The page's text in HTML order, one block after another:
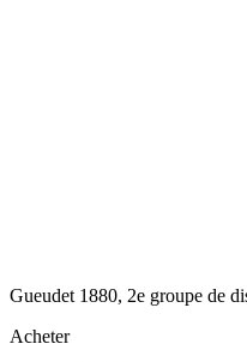
Gueudet 1880, 2e groupe de
Acheter